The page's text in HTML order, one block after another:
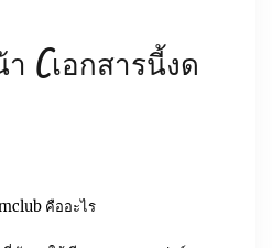
(เอกสารนี้งด
คืออะไร